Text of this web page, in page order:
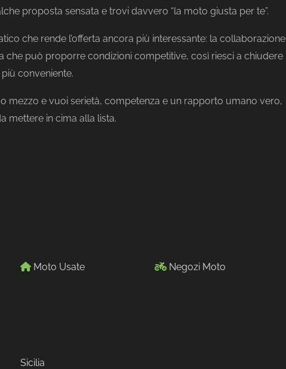
proposta sensata e trovi davvero “la moto giusta per te”.
che rende l’offerta ancora più interessante: la collaborazione
che può proporre condizioni competitive, così riesci a chiudere
conveniente.
mezzo e vuoi serietà, competenza e un rapporto umano vero,
mettere in cima alla lista.
Moto Usate Negozi Moto
Sicilia